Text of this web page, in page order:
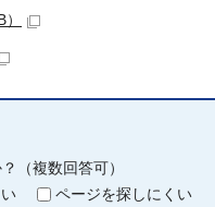
（複数回答可）
ページを探しにくい